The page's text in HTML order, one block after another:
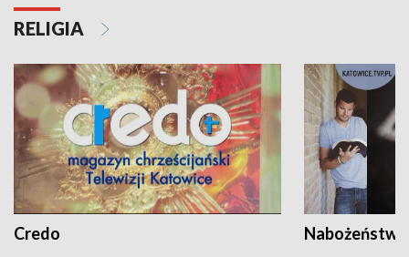
RELIGIA
Credo